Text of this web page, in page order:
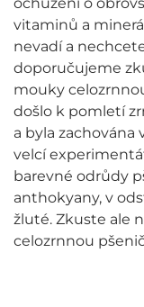
vitaminů a
nevadí a
doporučujeme
mouky
došlo k pomletí
a byla
velcí
barevné odrůdy
anthokyany, v
žluté. Zkuste ale
celozrnnou